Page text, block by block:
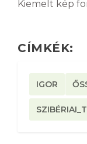
Kiemelt kép
CÍMKÉK:
IGOR